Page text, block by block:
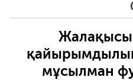
мұсылман